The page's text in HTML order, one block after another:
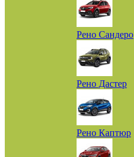
Рено Сандеро
Рено Дастер
Рено Каптюр